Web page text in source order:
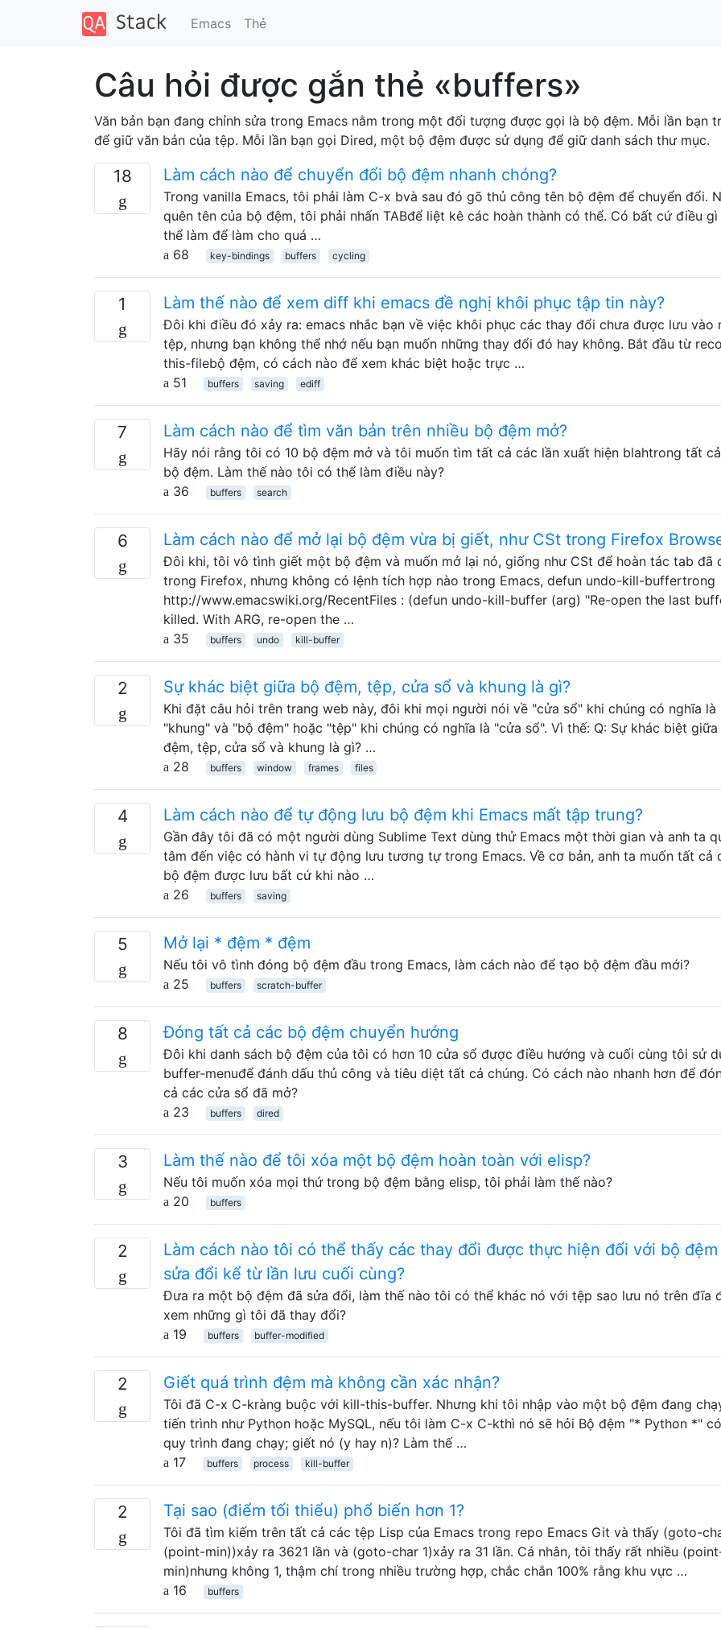
Emacs Thẻ
Câu hỏi được gắn thẻ «buffers»
Văn bản bạn đang chỉnh sửa trong Emacs nằm trong một đối tượng được gọi là bộ đệm. Mỗi lần bạn
để giữ văn bản của tệp. Mỗi lần bạn gọi Dired, một bộ đệm được sử dụng để giữ danh sách thư mục.
18 Làm cách nào để chuyển đổi bộ đệm nhanh chóng?
Trong vanilla Emacs, tôi phải làm C-x bvà sau đó gõ thủ công tên bộ đệm để chuyển đổi.
quên tên của bộ đệm, tôi phải nhấn TABđể liệt kê các hoàn thành có thể. Có bất cứ điều
thể làm để làm cho quá …
68
key-bindings buffers cycling
1 Làm thế nào để xem diff khi emacs đề nghị khôi phục tập tin này?
Đôi khi điều đó xảy ra: emacs nhắc bạn về việc khôi phục các thay đổi chưa được lưu vào
tệp, nhưng bạn không thể nhớ nếu bạn muốn những thay đổi đó hay không. Bắt đầu từ
this-filebộ đệm, có cách nào để xem khác biệt hoặc trực …
51
buffers saving ediff
7 Làm cách nào để tìm văn bản trên nhiều bộ đệm mở?
Hãy nói rằng tôi có 10 bộ đệm mở và tôi muốn tìm tất cả các lần xuất hiện blahtrong tất
bộ đệm. Làm thế nào tôi có thể làm điều này?
36
buffers search
6 Làm cách nào để mở lại bộ đệm vừa bị giết, như CSt trong Firefox
Đôi khi, tôi vô tình giết một bộ đệm và muốn mở lại nó, giống như CSt để hoàn tác tab đã
trong Firefox, nhưng không có lệnh tích hợp nào trong Emacs, defun undo-kill-buffertrong
http://www.emacswiki.org/RecentFiles : (defun undo-kill-buffer (arg) "Re-open the last
killed. With ARG, re-open the …
35
buffers undo kill-buffer
2 Sự khác biệt giữa bộ đệm, tệp, cửa sổ và khung là gì?
Khi đặt câu hỏi trên trang web này, đôi khi mọi người nói về "cửa sổ" khi chúng có nghĩa là
"khung" và "bộ đệm" hoặc "tệp" khi chúng có nghĩa là "cửa sổ". Vì thế: Q: Sự khác biệt giữa
đệm, tệp, cửa sổ và khung là gì? …
28
buffers window frames files
4 Làm cách nào để tự động lưu bộ đệm khi Emacs mất tập trung?
Gần đây tôi đã có một người dùng Sublime Text dùng thử Emacs một thời gian và anh ta
tâm đến việc có hành vi tự động lưu tương tự trong Emacs. Về cơ bản, anh ta muốn tất cả
bộ đệm được lưu bất cứ khi nào …
26
buffers saving
5 Mở lại * đệm * đệm
Nếu tôi vô tình đóng bộ đệm đầu trong Emacs, làm cách nào để tạo bộ đệm đầu mới?
25
buffers scratch-buffer
8 Đóng tất cả các bộ đệm chuyển hướng
Đôi khi danh sách bộ đệm của tôi có hơn 10 cửa sổ được điều hướng và cuối cùng tôi sử
buffer-menuđể đánh dấu thủ công và tiêu diệt tất cả chúng. Có cách nào nhanh hơn để
cả các cửa sổ đã mở?
23
buffers dired
3 Làm thế nào để tôi xóa một bộ đệm hoàn toàn với elisp?
Nếu tôi muốn xóa mọi thứ trong bộ đệm bằng elisp, tôi phải làm thế nào?
20
buffers
2
Làm cách nào tôi có thể thấy các thay đổi được thực hiện đối với bộ đệm
sửa đổi kể từ lần lưu cuối cùng?
Đưa ra một bộ đệm đã sửa đổi, làm thế nào tôi có thể khác nó với tệp sao lưu nó trên đĩa
xem những gì tôi đã thay đổi?
19
buffers buffer-modified
2 Giết quá trình đệm mà không cần xác nhận?
Tôi đã C-x C-kràng buộc với kill-this-buffer. Nhưng khi tôi nhập vào một bộ đệm đang
tiến trình như Python hoặc MySQL, nếu tôi làm C-x C-kthì nó sẽ hỏi Bộ đệm "* Python *"
quy trình đang chạy; giết nó (y hay n)? Làm thế …
17
buffers process kill-buffer
2 Tại sao (điểm tối thiểu) phổ biến hơn 1?
Tôi đã tìm kiếm trên tất cả các tệp Lisp của Emacs trong repo Emacs Git và thấy (goto-
(point-min))xảy ra 3621 lần và (goto-char 1)xảy ra 31 lần. Cá nhân, tôi thấy rất nhiều
min)nhưng không 1, thậm chí trong nhiều trường hợp, chắc chắn 100% rằng khu vực …
16
buffers